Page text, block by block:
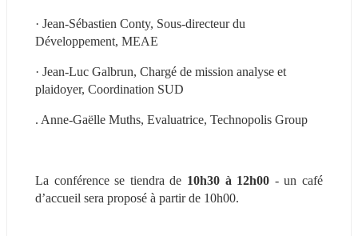
· Jean-Sébastien Conty, Sous-directeur du
Développement, MEAE
· Jean-Luc Galbrun, Chargé de mission analyse et
plaidoyer, Coordination SUD
. Anne-Gaëlle Muths, Evaluatrice, Technopolis Group
La conférence se tiendra de 10h30 à 12h00 - un café
d’accueil sera proposé à partir de 10h00.